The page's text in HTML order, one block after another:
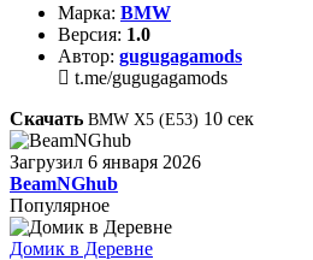
Марка: BMW
Версия: 1.0
Автор: gugugagamods
t.me/gugugagamods
Скачать BMW X5 (E53) 10 сек
Загрузил 6 января 2026
BeamNGhub
Популярное
Домик в Деревне